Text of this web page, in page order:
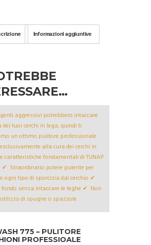
Informazioni aggiuntive
775 – PULITORE
PROFESSIOALE